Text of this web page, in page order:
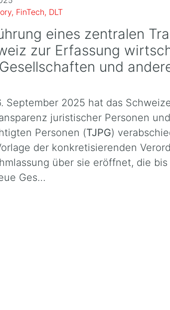
FinTech, DLT
eines zentralen
zur Erfassung
und
September 2025 hat das
juristischer Personen
Personen (TJPG)
der konkretisierenden
über sie eröffnet, die
Ges…